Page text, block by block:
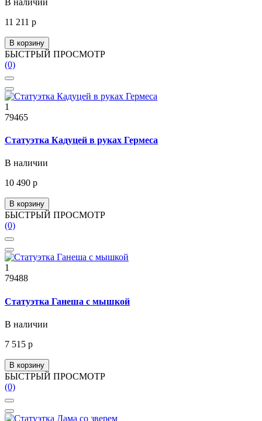
11 211 р
В корзину
БЫСТРЫЙ ПРОСМОТР
(0)
1
79465
Статуэтка Кадуцей в руках Гермеса
В наличии
10 490 р
В корзину
БЫСТРЫЙ ПРОСМОТР
(0)
1
79488
Статуэтка Ганеша с мышкой
В наличии
7 515 р
В корзину
БЫСТРЫЙ ПРОСМОТР
(0)